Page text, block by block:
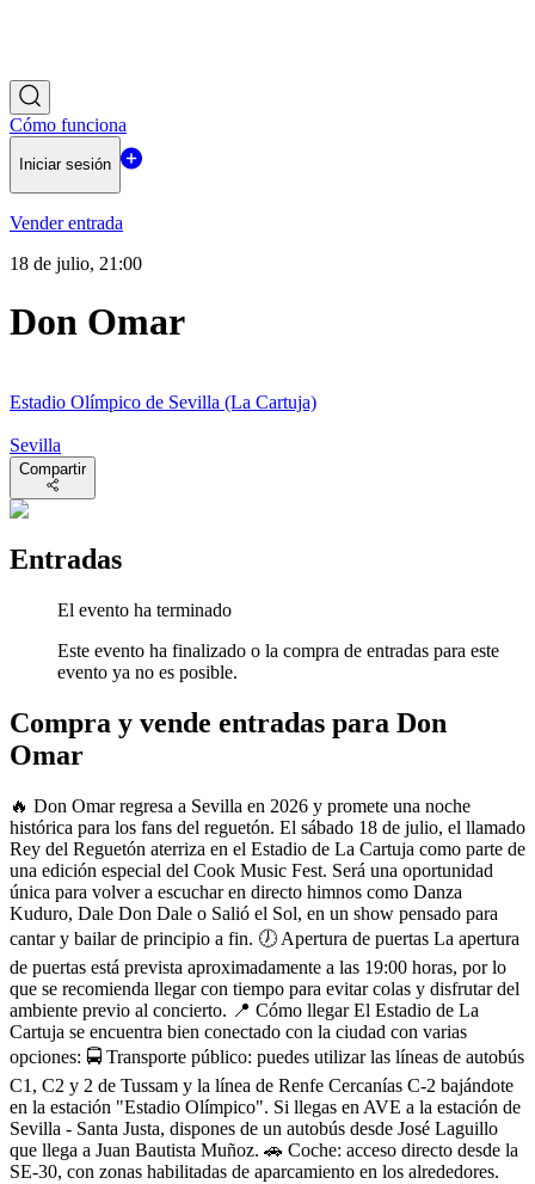
Cómo funciona
Iniciar sesión
Vender entrada
18 de julio, 21:00
Don Omar
Estadio Olímpico de Sevilla (La Cartuja)
Sevilla
Compartir
Entradas
El evento ha terminado
Este evento ha finalizado o la compra de entradas para este
evento ya no es posible.
Compra y vende entradas para Don
Omar
🔥 Don Omar regresa a Sevilla en 2026 y promete una noche
histórica para los fans del reguetón. El sábado 18 de julio, el llamado
Rey del Reguetón aterriza en el Estadio de La Cartuja como parte de
una edición especial del Cook Music Fest. Será una oportunidad
única para volver a escuchar en directo himnos como Danza
Kuduro, Dale Don Dale o Salió el Sol, en un show pensado para
cantar y bailar de principio a fin. 🕖 Apertura de puertas La apertura
de puertas está prevista aproximadamente a las 19:00 horas, por lo
que se recomienda llegar con tiempo para evitar colas y disfrutar del
ambiente previo al concierto. 📍 Cómo llegar El Estadio de La
Cartuja se encuentra bien conectado con la ciudad con varias
opciones: 🚍 Transporte público: puedes utilizar las líneas de autobús
C1, C2 y 2 de Tussam y la línea de Renfe Cercanías C-2 bajándote
en la estación "Estadio Olímpico". Si llegas en AVE a la estación de
Sevilla - Santa Justa, dispones de un autobús desde José Laguillo
que llega a Juan Bautista Muñoz. 🚗 Coche: acceso directo desde la
SE-30, con zonas habilitadas de aparcamiento en los alrededores.